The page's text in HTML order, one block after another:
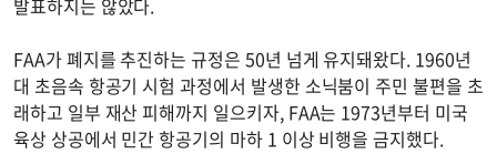
발표하지는 않았다.
FAA가 폐지를 추진하는 규정은 50년 넘게 유지돼왔다. 1960년
대 초음속 항공기 시험 과정에서 발생한 소닉붐이 주민 불편을 초
래하고 일부 재산 피해까지 일으키자, FAA는 1973년부터 미국
육상 상공에서 민간 항공기의 마하 1 이상 비행을 금지했다.